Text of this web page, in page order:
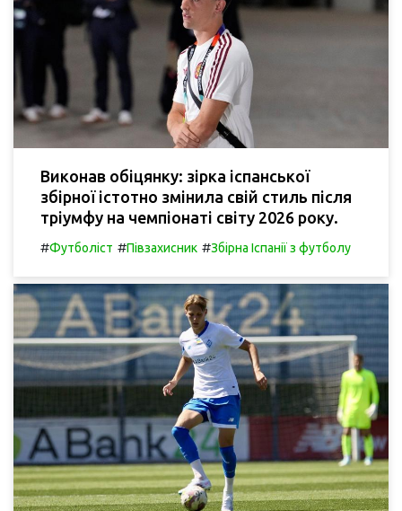
Виконав обіцянку: зірка іспанської
збірної істотно змінила свій стиль після
тріумфу на чемпіонаті світу 2026 року.
#Футболіст #Півзахисник #Збірна Іспанії з футболу